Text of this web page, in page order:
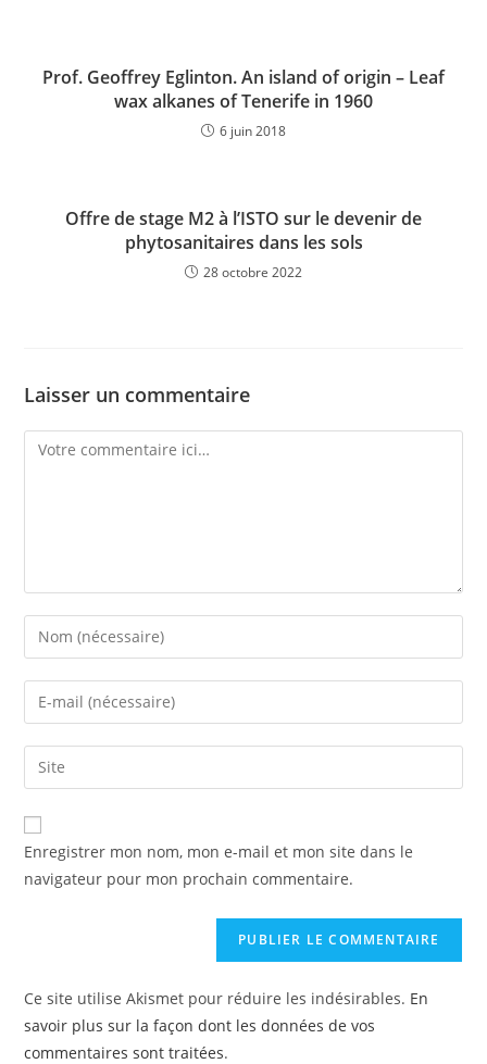
Prof. Geoffrey Eglinton. An island of origin – Leaf
wax alkanes of Tenerife in 1960
6 juin 2018
Offre de stage M2 à l’ISTO sur le devenir de
phytosanitaires dans les sols
28 octobre 2022
Laisser un commentaire
Enregistrer mon nom, mon e-mail et mon site dans le
navigateur pour mon prochain commentaire.
Ce site utilise Akismet pour réduire les indésirables. En
savoir plus sur la façon dont les données de vos
commentaires sont traitées.